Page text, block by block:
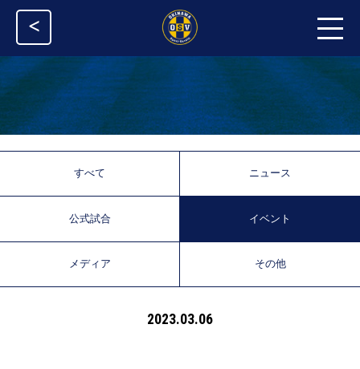
<
すべて ニュース
公式試合 イベント
メディア その他
2023.03.06